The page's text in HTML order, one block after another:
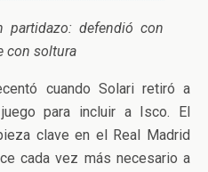
partidazo: defendió con
con soltura
cuando Solari retiró a
para incluir a Isco. El
clave en el Real Madrid
cada vez más necesario a